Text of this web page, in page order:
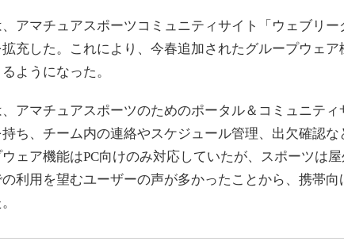
アマチュアスポーツコミュニティサイト「ウェブリー
充した。これにより、今春追加されたグループウェア
ようになった。
アマチュアスポーツのためのポータル＆コミュニティ
ち、チーム内の連絡やスケジュール管理、出欠確認な
ェア機能はPC向けのみ対応していたが、スポーツは
利用を望むユーザーの声が多かったことから、携帯向